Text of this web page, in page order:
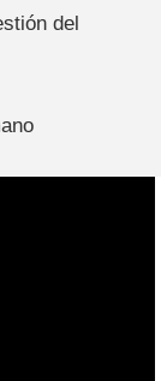
del